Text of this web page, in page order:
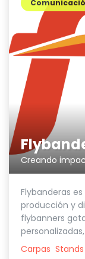
Creando
Flybanderas
producción y
flybanners
Carpas Stands